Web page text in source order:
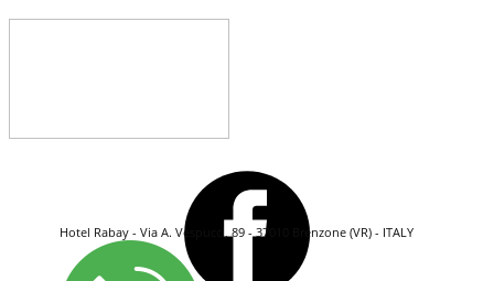
Hotel Rabay - Via A. Vespucci, 89 - 37010 Brenzone (VR) - ITALY